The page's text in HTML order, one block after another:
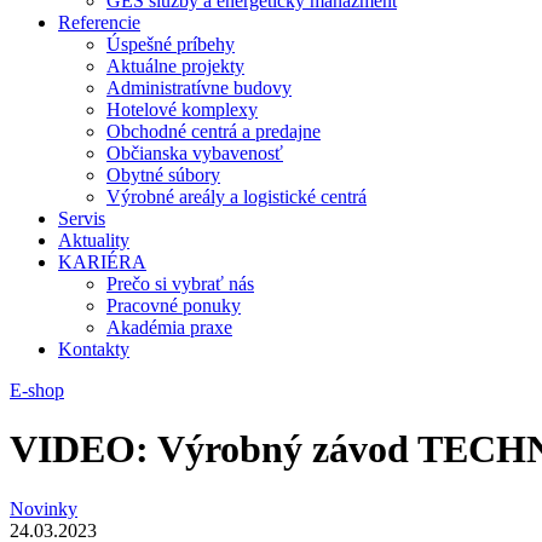
Referencie
Úspešné príbehy
Aktuálne projekty
Administratívne budovy
Hotelové komplexy
Obchodné centrá a predajne
Občianska vybavenosť
Obytné súbory
Výrobné areály a logistické centrá
Servis
Aktuality
KARIÉRA
Prečo si vybrať nás
Pracovné ponuky
Akadémia praxe
Kontakty
E-shop
VIDEO: Výrobný závod
Novinky
24.03.2023